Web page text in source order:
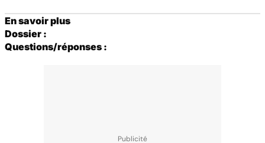
En savoir plus
Dossier :
Questions/réponses :